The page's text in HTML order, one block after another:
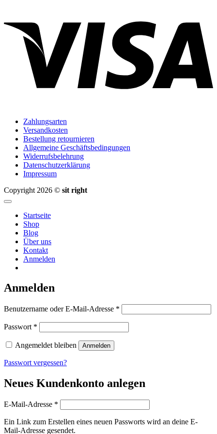
Zahlungsarten
Versandkosten
Bestellung retournieren
Allgemeine Geschäftsbedingungen
Widerrufsbelehrung
Datenschutzerklärung
Impressum
Copyright 2026 © sit right
Startseite
Shop
Blog
Über uns
Kontakt
Anmelden
Anmelden
Benutzername oder E-Mail-Adresse *
Passwort *
Angemeldet bleiben Anmelden
Passwort vergessen?
Neues Kundenkonto anlegen
E-Mail-Adresse *
Ein Link zum Erstellen eines neuen Passworts wird an deine E-
Mail-Adresse gesendet.